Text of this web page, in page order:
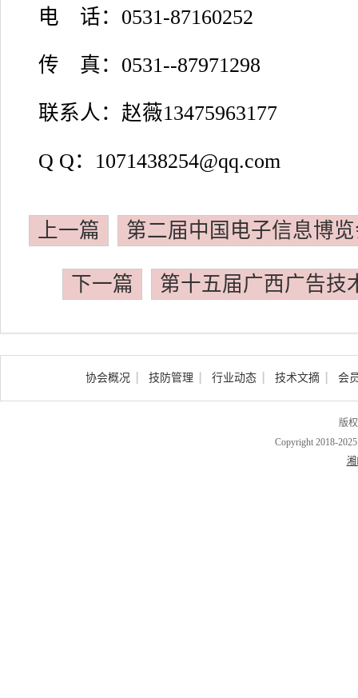
电 话：0531-87160252
传 真：0531--87971298
联系人：赵薇13475963177
Q Q：1071438254@qq.com
上一篇 第二届中国电子信息博
下一篇 第十五届广西广告技
协会概况 技防管理 行业动态 技术文摘 会
版
Copyright 2018-
湘